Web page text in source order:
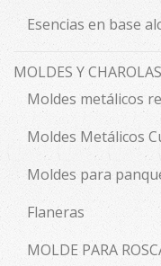
Esencias en base
MOLDES Y
Moldes metálicos
Moldes Metálicos
Moldes para
Flaneras
MOLDE PARA